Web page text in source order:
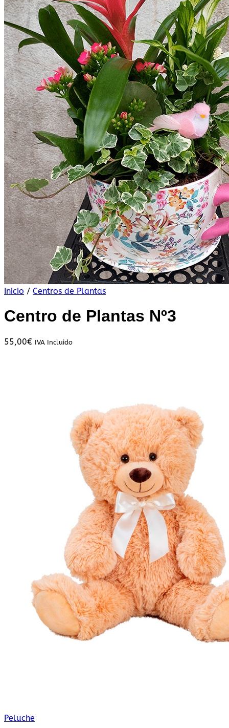
No hay productos en el carrito.
Volver a la tienda
Inicio / Centros de Plantas
Centro de Plantas Nº3
55,00€ IVA Incluido
Peluche